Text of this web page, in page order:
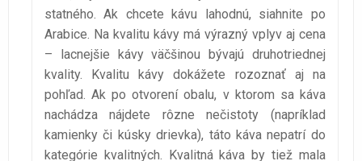
statného. Ak chcete kávu lahodnú, siahnite po
Arabice. Na kvalitu kávy má výrazný vplyv aj cena
– lacnejšie kávy väčšinou bývajú druhotriednej
kvality. Kvalitu kávy dokážete rozoznať aj na
pohľad. Ak po otvorení obalu, v ktorom sa káva
nachádza nájdete rôzne nečistoty (napríklad
kamienky či kúsky drievka), táto káva nepatrí do
kategórie kvalitných. Kvalitná káva by tiež mala